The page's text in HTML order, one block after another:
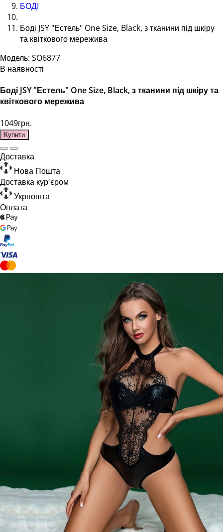
БОДІ
Боді JSY "Естель" One Size, Black, з тканини під шкіру
та квіткового мережива
Модель: SO6877
В наявності
Боді JSY "Естель" One Size, Black, з тканини під шкіру та
квіткового мережива
1049грн.
Купити
Доставка
Нова Пошта
Доставка кур'єром
Укрпошта
Оплата